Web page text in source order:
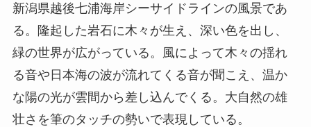
新潟県越後七浦海岸シーサイドラインの風景であ
る。隆起した岩石に木々が生え、深い色を出し、
緑の世界が広がっている。風によって木々の揺れ
る音や日本海の波が流れてくる音が聞こえ、温か
な陽の光が雲間から差し込んでくる。大自然の雄
壮さを筆のタッチの勢いで表現している。